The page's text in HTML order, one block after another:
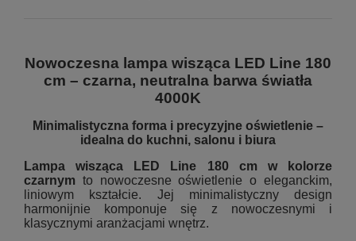
Nowoczesna lampa wisząca LED Line 180
cm – czarna, neutralna barwa światła
4000K
Minimalistyczna forma i precyzyjne oświetlenie –
idealna do kuchni, salonu i biura
Lampa wisząca LED Line 180 cm w kolorze
czarnym to nowoczesne oświetlenie o eleganckim,
liniowym kształcie. Jej minimalistyczny design
harmonijnie komponuje się z nowoczesnymi i
klasycznymi aranżacjami wnętrz.